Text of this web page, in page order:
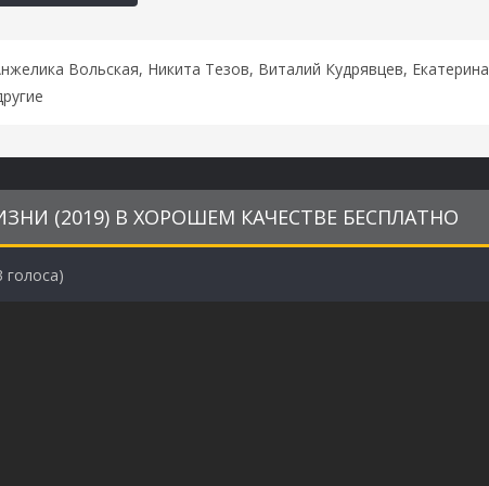
Вольская, Никита Тезов, Виталий Кудрявцев,
(2019) В ХОРОШЕМ КАЧЕСТВЕ БЕСПЛАТНО
голоса)